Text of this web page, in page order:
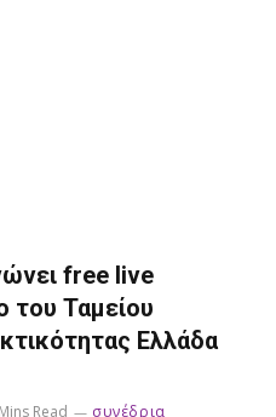
free live
του Ταμείου
Ελλάδα
Read συνέδρια